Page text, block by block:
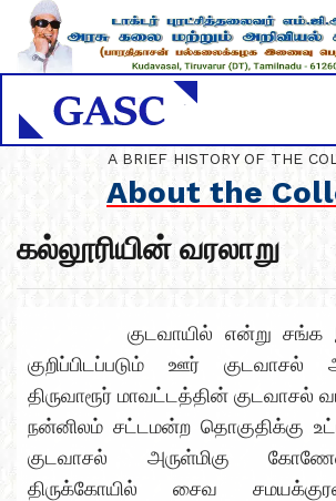
A BRIEF HISTORY OF THE
About the
கல்லூரியின் வரலாறு
குடவாயில் என்று சங்க
குறிப்பிடப்படும் ஊர்
திருவாரூர் மாவட்டத்தின் குடவாசல்
நன்னிலம் சட்டமன்ற தொகுதிக்கு
குடவாசல் அருள்மிகு
திருக்கோயில் சைவ